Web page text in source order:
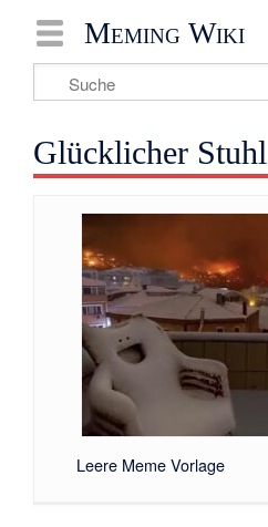
Meming Wiki
Glücklicher Stuhl
Leere Meme Vorlage